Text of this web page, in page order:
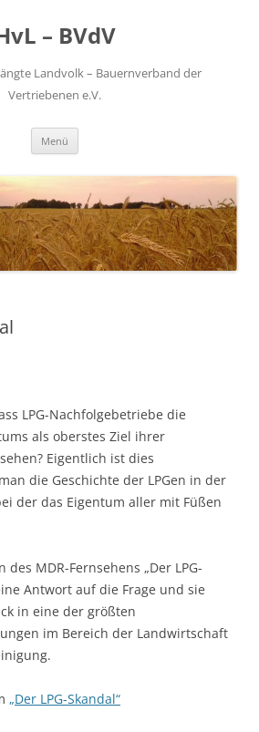
– BVdV
Landvolk – Bauernverband der
Vertriebenen e.V.
Menü
LPG-Nachfolgebetriebe die
als oberstes Ziel ihrer
Eigentlich ist dies
die Geschichte der LPGen in der
der das Eigentum aller mit Füßen
MDR-Fernsehens „Der LPG-
Antwort auf die Frage und sie
in eine der größten
im Bereich der Landwirtschaft
„Der LPG-Skandal“